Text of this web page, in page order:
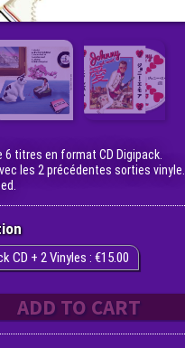
6 titres en format CD Digipack.
les 2 précédentes sorties vinyle.
CD + 2 Vinyles : €15.00
ADD TO CART